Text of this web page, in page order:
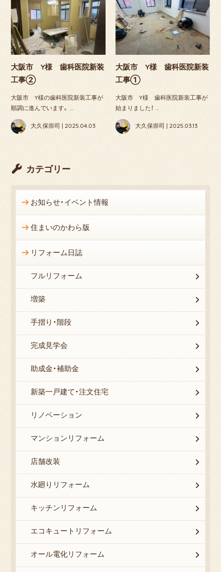
大阪市 Y様 歯科医院新装
工事②
大阪市 Y様の歯科医院新装工事が
順調に進んでいます。 …
大久保崇司 | 2025.04.03
大阪市 Y様 歯科医院新装
工事①
大阪市 Y様 歯科医院新装工事が
始まりました！ …
大久保崇司 | 2025.03.13
カテゴリー
お知らせ・イベント情報
住まいのかわら版
リフォーム日誌
フルリフォーム
増築
手摺り・階段
完成見学会
助成金・補助金
新築一戸建て・注文住宅
リノベーション
マンションリフォーム
店舗改装
水廻りリフォーム
キッチンリフォーム
エコキュートリフォーム
オール電化リフォーム